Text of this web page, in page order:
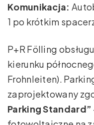
Komunikacja:
1 po krótkim
P+R Fölling
kierunku
Frohnleiten).
zaprojektowany
Parking Standard”